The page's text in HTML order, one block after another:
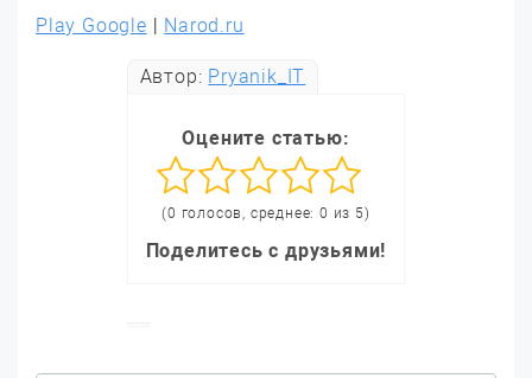
Play Google | Narod.ru
Автор: Pryanik_IT
Оцените статью:
(0 голосов, среднее: 0 из 5)
Поделитесь с друзьями!